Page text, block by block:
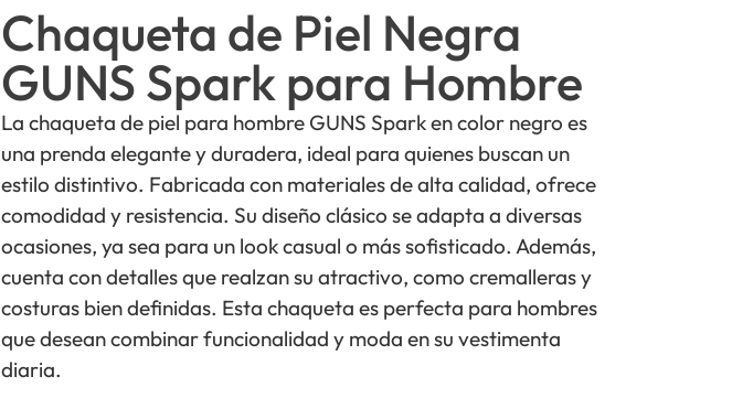
Chaqueta de Piel Negra
GUNS Spark para Hombre
La chaqueta de piel para hombre GUNS Spark en color negro es
una prenda elegante y duradera, ideal para quienes buscan un
estilo distintivo. Fabricada con materiales de alta calidad, ofrece
comodidad y resistencia. Su diseño clásico se adapta a diversas
ocasiones, ya sea para un look casual o más sofisticado. Además,
cuenta con detalles que realzan su atractivo, como cremalleras y
costuras bien definidas. Esta chaqueta es perfecta para hombres
que desean combinar funcionalidad y moda en su vestimenta
diaria.